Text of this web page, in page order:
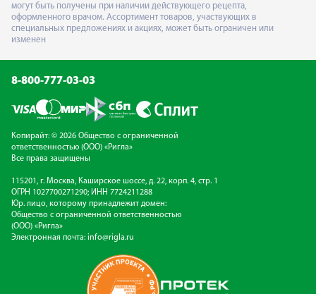
могут быть получены при наличии действующего рецепта,
оформленного врачом. Ассортимент товаров, участвующих в
специальных предложениях и акциях, может быть ограничен или
изменен
8-800-777-03-03
Копирайт: © 2026 Общество с ограниченной
ответственностью (ООО) «Ригла»
Все права защищены
115201, г. Москва, Каширское шоссе, д. 22, корп. 4, стр. 1
ОГРН 1027700271290; ИНН 7724211288
Юр. лицо, которому принадлежит домен:
Общество с ограниченной ответственностью
(ООО) «Ригла»
Электронная почта: info@rigla.ru